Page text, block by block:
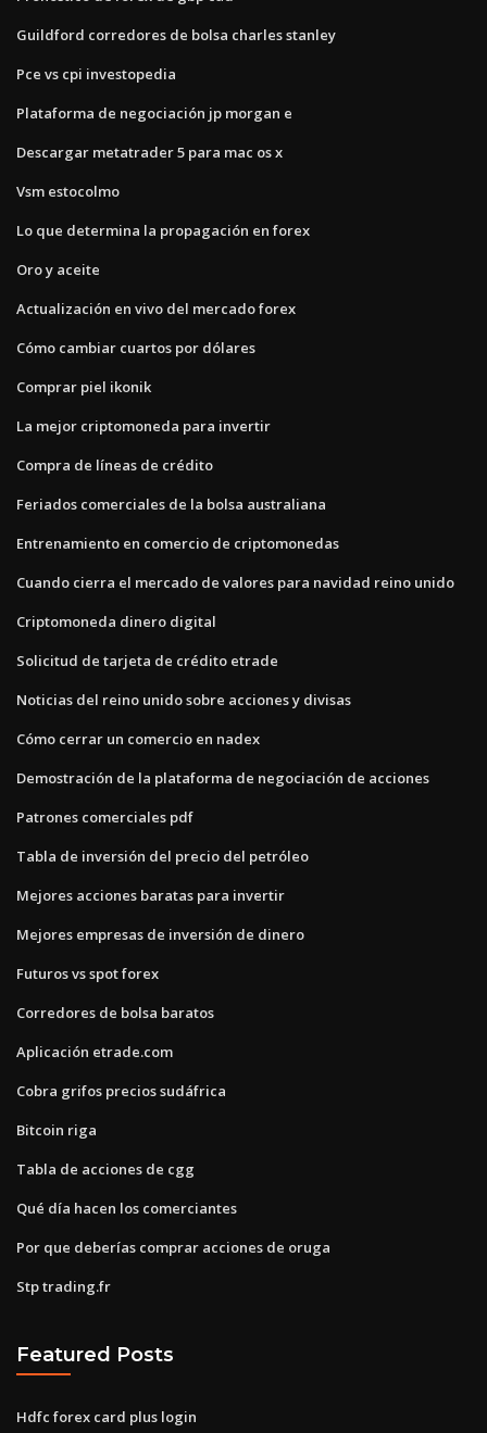
Guildford corredores de bolsa charles stanley
Pce vs cpi investopedia
Plataforma de negociación jp morgan e
Descargar metatrader 5 para mac os x
Vsm estocolmo
Lo que determina la propagación en forex
Oro y aceite
Actualización en vivo del mercado forex
Cómo cambiar cuartos por dólares
Comprar piel ikonik
La mejor criptomoneda para invertir
Compra de líneas de crédito
Feriados comerciales de la bolsa australiana
Entrenamiento en comercio de criptomonedas
Cuando cierra el mercado de valores para navidad reino unido
Criptomoneda dinero digital
Solicitud de tarjeta de crédito etrade
Noticias del reino unido sobre acciones y divisas
Cómo cerrar un comercio en nadex
Demostración de la plataforma de negociación de acciones
Patrones comerciales pdf
Tabla de inversión del precio del petróleo
Mejores acciones baratas para invertir
Mejores empresas de inversión de dinero
Futuros vs spot forex
Corredores de bolsa baratos
Aplicación etrade.com
Cobra grifos precios sudáfrica
Bitcoin riga
Tabla de acciones de cgg
Qué día hacen los comerciantes
Por que deberías comprar acciones de oruga
Stp trading.fr
Featured Posts
Hdfc forex card plus login